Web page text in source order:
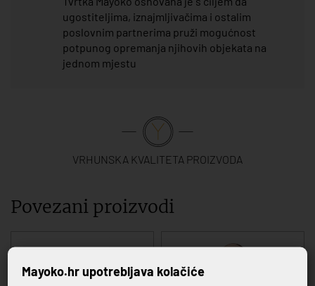
ugostiteljima, iznajmljivačima i ostalim
poslovnim partnerima pruži mogućnost
potpunog opremanja njihovih objekata na
jednom mjestu
VRHUNSKA KVALITETA PROIZVODA
Povezani proizvodi
Mayoko.hr upotrebljava kolačiće